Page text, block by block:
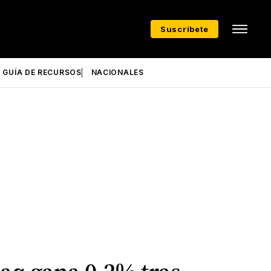
Suscríbete
GUÍA DE RECURSOS NACIONALES